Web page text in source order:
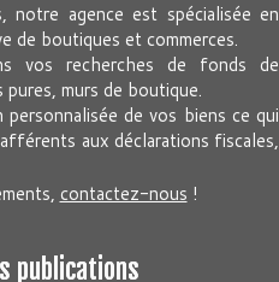
notre agence est spécialisée en
de boutiques et commerces.
vos recherches de fonds de
murs de boutique.
de vos biens ce qui
aux déclarations fiscales,
contactez-nous !
publications